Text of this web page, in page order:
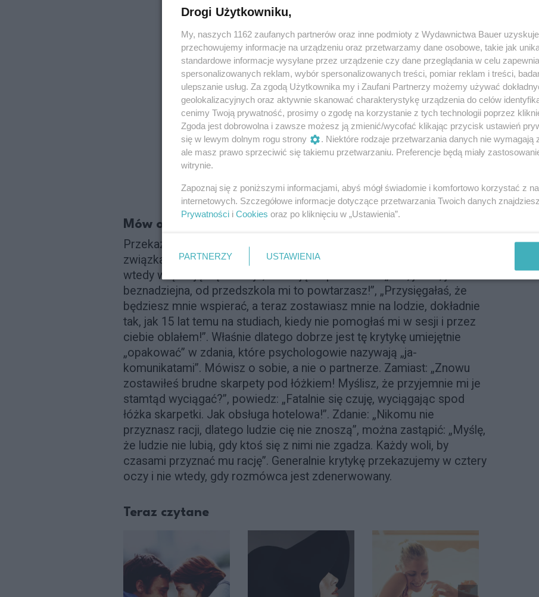
Mów o sobie
Przekazywanie słów krytyki jest szczególnie trudne w bliskich
związkach, gdy chodzi o partnera, rodzica, przyjaciółkę, dziecko. Bo
wtedy włączają się emocje, wracają wspomnienia. „Tak, jasne, jestem
beznadziejna, od przedszkola mi to powtarzasz!”, „Przysięgałaś, że
będziesz mnie wspierać, a teraz zostawiasz mnie na lodzie, dokładnie
tak, jak 15 lat temu na studiach, kiedy nie pomogłaś mi w sesji i przez
ciebie oblałem!”. Właśnie dlatego dobrze jest tę krytykę umiejętnie
„opakować” w zdania, które psychologowie nazywają „ja-
komunikatami”. Mówisz o sobie, a nie o partnerze. Zamiast: „Znowu
zostawiłeś brudne skarpety pod łóżkiem! Myślisz, że przyjemnie mi je
stamtąd wyciągać?”, powiedz: „Fatalnie się czuję, wyciągając spod
łóżka skarpetki. Jak obsługa hotelowa!”. Zdanie: „Nikomu nie
przyznasz racji, dlatego ludzie cię nie znoszą”, można zastąpić: „Myślę,
że ludzie nie lubią, gdy ktoś się z nimi nie zgadza. Każdy woli, by
czasami przyznać mu rację”. Generalnie krytykę przekazujemy w cztery
oczy i nie wtedy, gdy rozmówca jest zdenerwowany.
Teraz czytane
Drogi Użytkowniku,
My, naszych 1162 zaufanych partnerów oraz inne podmioty z Wydawnictwa Bauer
przechowujemy informacje na urządzeniu oraz przetwarzamy dane osobowe, takie jak
standardowe informacje wysyłane przez urządzenie czy dane przeglądania w celu
spersonalizowanych reklam, wybór spersonalizowanych treści, pomiar reklam i treści,
ulepszanie usług. Za zgodą Użytkownika my i Zaufani Partnerzy możemy używać
geolokalizacyjnych oraz aktywnie skanować charakterystykę urządzenia do celów
cenimy Twoją prywatność, prosimy o zgodę na korzystanie z tych technologii poprzez
Zgoda jest dobrowolna i zawsze możesz ją zmienić/wycofać klikając przycisk ustawień
się w lewym dolnym rogu strony
. Niektóre rodzaje przetwarzania danych nie wymagają
ale masz prawo sprzeciwić się takiemu przetwarzaniu. Preferencje będą miały
witrynie.
Zapoznaj się z poniższymi informacjami, abyś mógł świadomie i komfortowo korzystać z
internetowych. Szczegółowe informacje dotyczące przetwarzania Twoich danych
Prywatności i Cookies oraz po kliknięciu w „Ustawienia”.
PARTNERZY USTAWIENIA